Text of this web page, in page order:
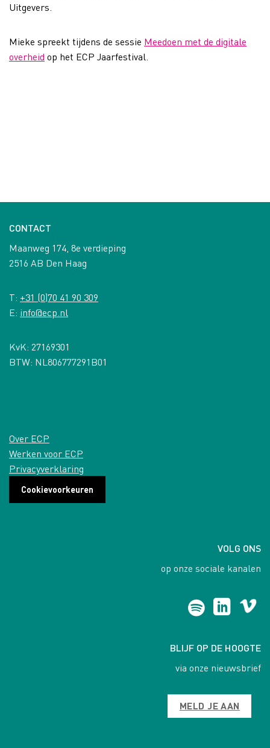
Uitgevers.
Mieke spreekt tijdens de sessie Meedoen met de digitale
overheid op het ECP Jaarfestival.
CONTACT
Maanweg 174, 8e verdieping
2516 AB Den Haag
T: +31 (0)70 41 90 309
E: info@ecp.nl
KvK: 27169301
BTW: NL806777291B01
Over ECP
Werken voor ECP
Privacyverklaring
Cookievoorkeuren
VOLG ONS
op onze sociale kanalen
BLIJF OP DE HOOGTE
via onze nieuwsbrief
MELD JE AAN